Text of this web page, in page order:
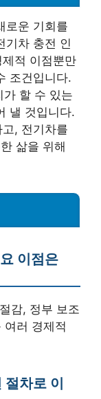
로운 기회를
기차 충전 인
적 이점뿐만
조건입니다.
가 할 수 있는
낼 것입니다.
, 전기차를
삶을 위해
이점은
감, 정부 보조
여러 경제적
절차로 이